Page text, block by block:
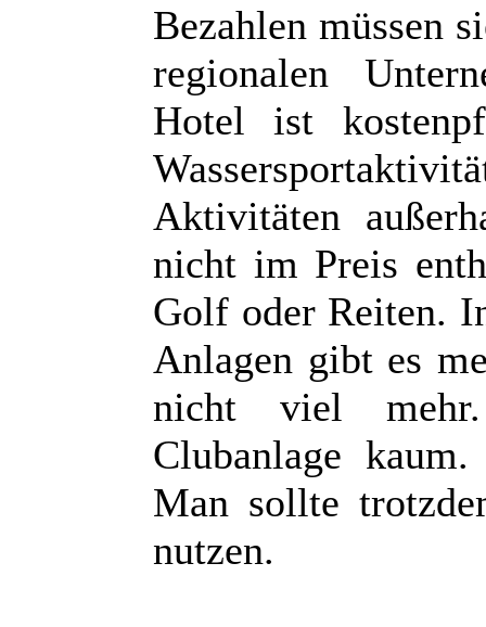
Bezahlen müssen
regionalen
Hotel ist
Aktivitäten
nicht im Preis
Golf oder Reiten.
Anlagen gibt es
nicht viel
Clubanlage
Man sollte
nutzen.